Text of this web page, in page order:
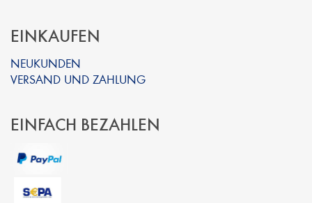
EINKAUFEN
NEUKUNDEN
VERSAND UND ZAHLUNG
EINFACH BEZAHLEN